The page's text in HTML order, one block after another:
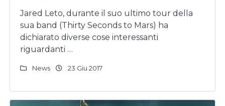
Jared Leto, durante il suo ultimo tour della
sua band (Thirty Seconds to Mars) ha
dichiarato diverse cose interessanti
riguardanti …
News 23 Giu 2017